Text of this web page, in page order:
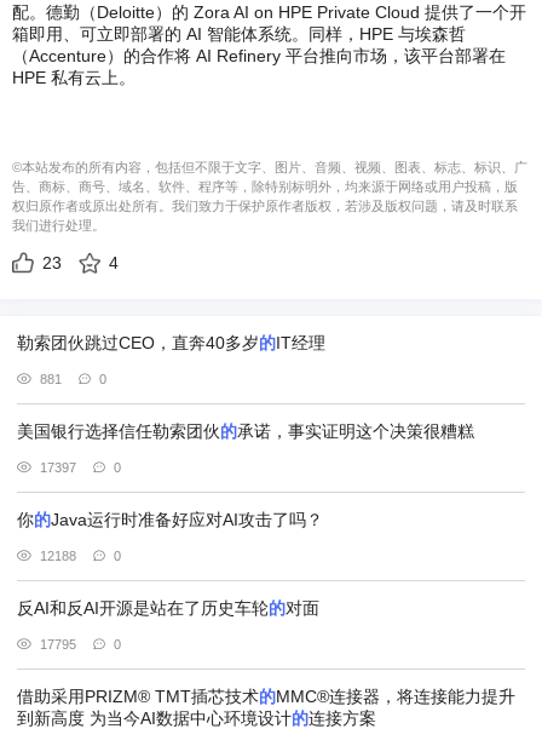
配。德勤（Deloitte）的 Zora AI on HPE Private Cloud 提供了一个开
箱即用、可立即部署的 AI 智能体系统。同样，HPE 与埃森哲
（Accenture）的合作将 AI Refinery 平台推向市场，该平台部署在
HPE 私有云上。
©本站发布的所有内容，包括但不限于文字、图片、音频、视频、图表、标志、标识、广
告、商标、商号、域名、软件、程序等，除特别标明外，均来源于网络或用户投稿，版
权归原作者或原出处所有。我们致力于保护原作者版权，若涉及版权问题，请及时联系
我们进行处理。
23 4
勒索团伙跳过CEO，直奔40多岁的IT经理
881 0
美国银行选择信任勒索团伙的承诺，事实证明这个决策很糟糕
17397 0
你的Java运行时准备好应对AI攻击了吗？
12188 0
反AI和反AI开源是站在了历史车轮的对面
17795 0
借助采用PRIZM® TMT插芯技术的MMC®连接器，将连接能力提升
到新高度 为当今AI数据中心环境设计的连接方案